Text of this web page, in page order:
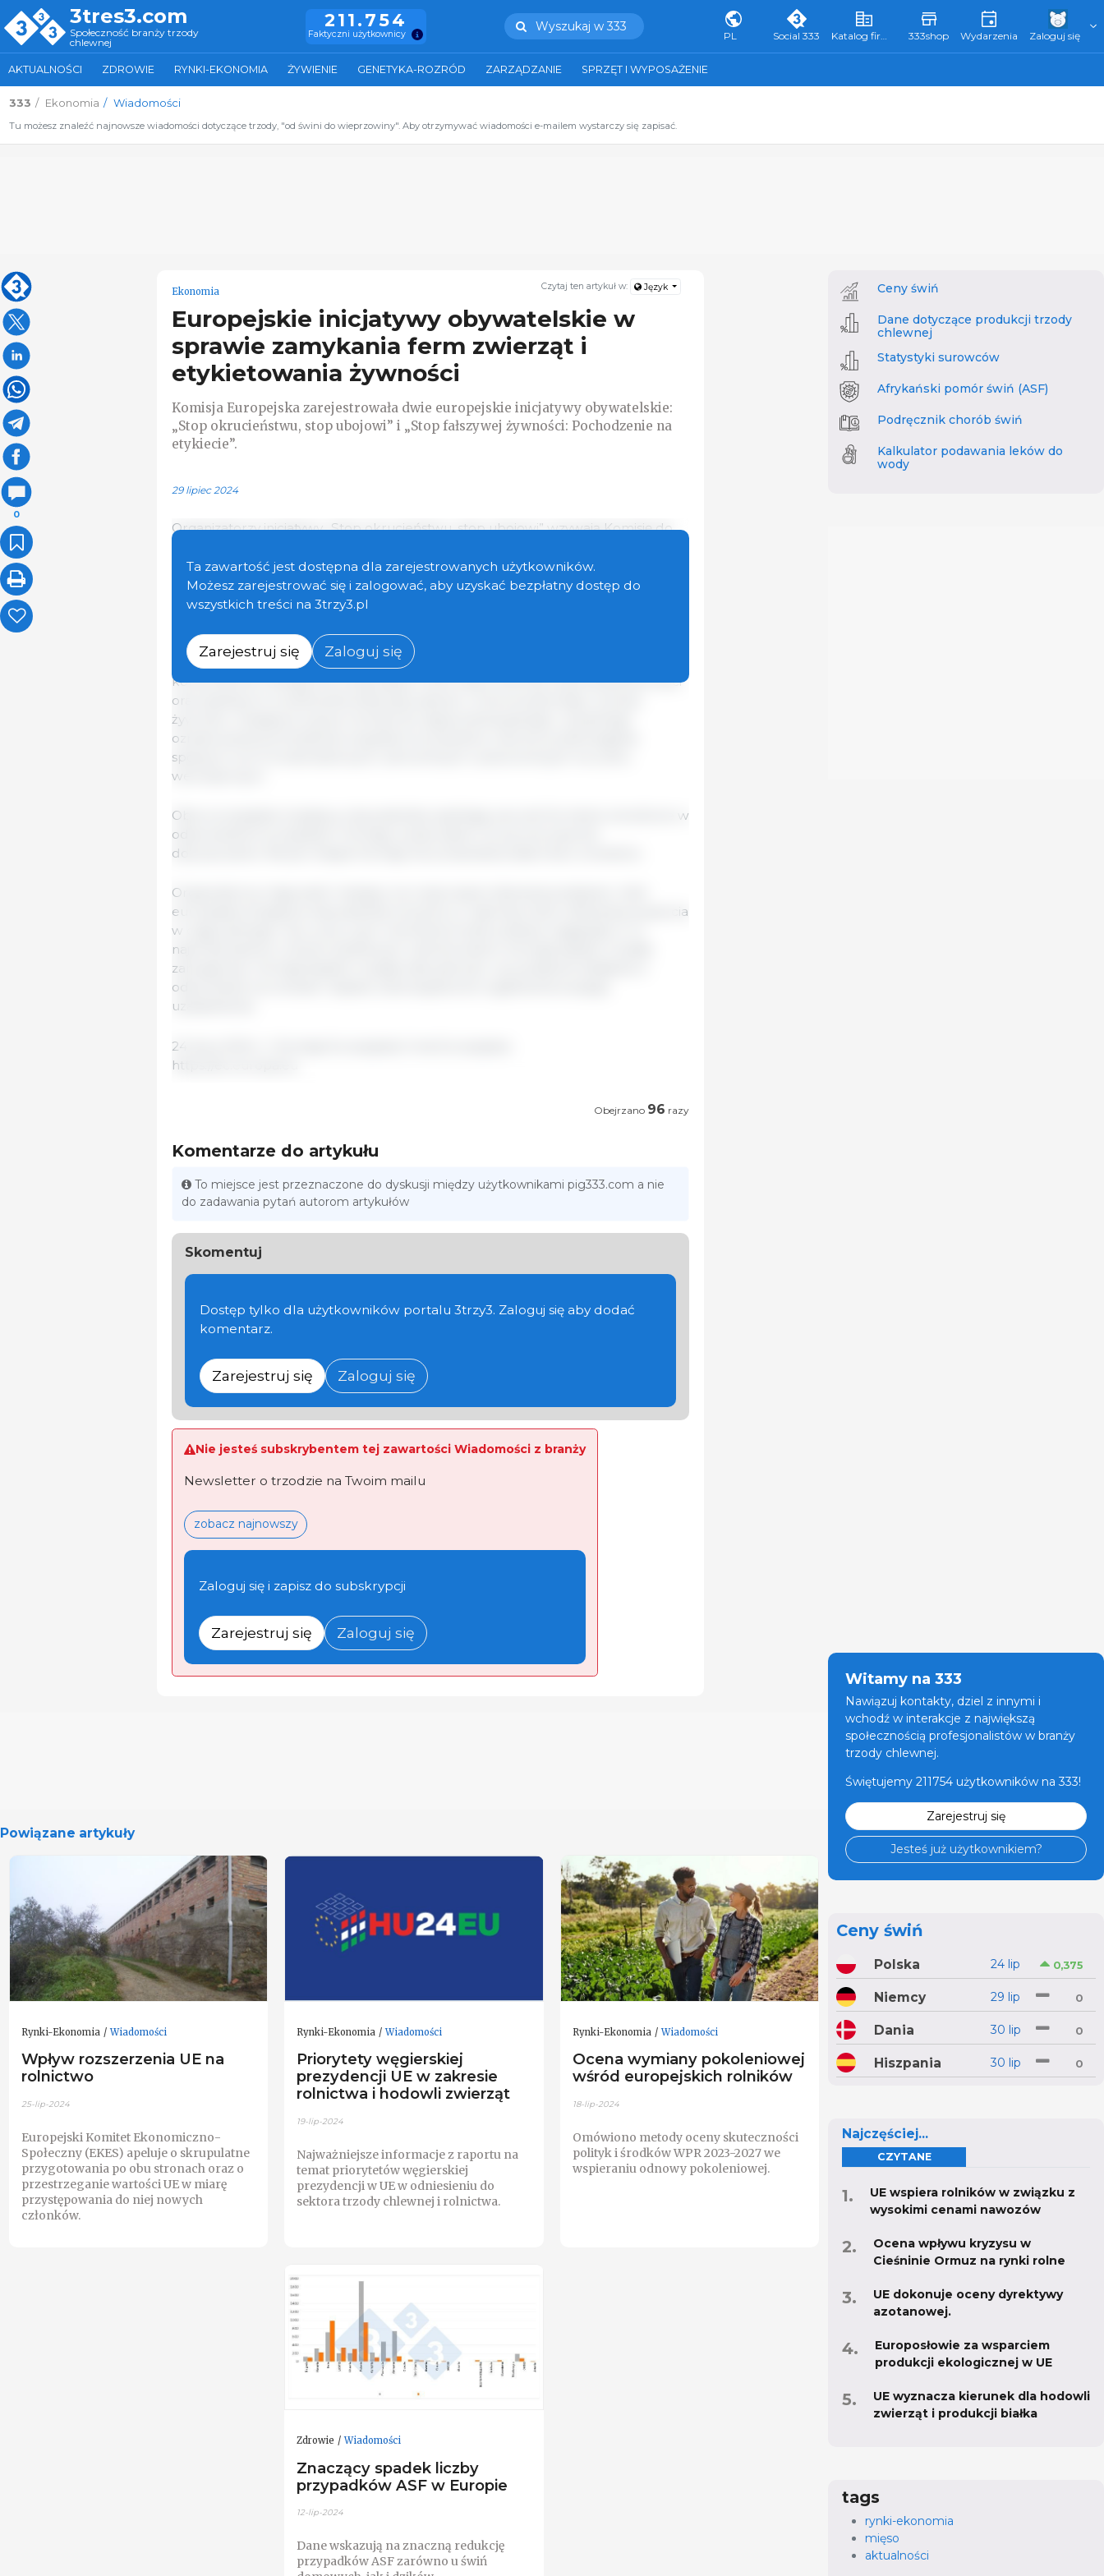
3tres3.com
Społeczność branży trzody
chlewnej
211.754
Faktyczni użytkownicy
Wyszukaj w 333
PL Social 333 Katalog firm 333 333shop Wydarzenia Zaloguj się
AKTUALNOŚCI ZDROWIE RYNKI-EKONOMIA ŻYWIENIE GENETYKA-ROZRÓD ZARZĄDZANIE SPRZĘT I WYPOSAŻENIE
333 Ekonomia Wiadomości
Tu możesz znaleźć najnowsze wiadomości dotyczące trzody, "od świni do wieprzowiny". Aby otrzymywać wiadomości e-mailem wystarczy się zapisać.
0
Czytaj ten artykuł w: Język
Ekonomia
Europejskie inicjatywy obywatelskie w
sprawie zamykania ferm zwierząt i
etykietowania żywności
Komisja Europejska zarejestrowała dwie europejskie inicjatywy obywatelskie:
„Stop okrucieństwu, stop ubojowi” i „Stop fałszywej żywności: Pochodzenie na
etykiecie”.
29 lipiec 2024
Organizatorzy inicjatywy „Stop okrucieństwu, stop ubojowi” wzywają Komisję do
substytutów mleka i jaj, a także mięsa "z probówki". Organizatorzy wzywają
również do zmniejszenia liczby zwierząt hodowlanych i stopniowego zamykania
wszystkich ferm zwierzęcych.
Organizatorzy inicjatywy „Stop fałszywej żywności: Pochodzenie na etykiecie”
wzywają Komisję do zaproponowania środków, które zapewnią europejskim
konsumentom dostęp do przejrzystych informacji na temat kupowanej żywności
oraz spełnią ich oczekiwania dotyczące jakości i zrównoważonego rozwoju
żywności. Inicjatywa wzywa również do zapewnienia jasnego i wyraźnego
oznakowania pochodzenia wszystkich produktów oraz do przestrzegania
spójnych norm środowiskowych, zdrowotnych i pracowniczych na rynku
wewnętrznym.
Obie europejskie inicjatywy obywatelskie spełniają warunki formalne określone w
odpowiednich przepisach. Komisja uważa zatem, że są one prawnie
dopuszczalne. Na tym etapie Komisja nie przeanalizowała treści wniosków.
Organizatorzy mają sześć miesięcy na rozpoczęcie zbierania podpisów. Jeśli
europejska inicjatywa obywatelska otrzyma co najmniej milion deklaracji poparcia
w ciągu jednego roku, przy czym minimalna liczba zostanie osiągnięta w co
najmniej siedmiu różnych państwach członkowskich, Komisja będzie musiała
zareagować. Komisja będzie musiała zdecydować, czy podejmie działania w
odpowiedzi na wniosek i będzie zobowiązana do wyjaśnienia swojego
uzasadnienia.
24 lipca 2024 r./ Komisja Europejska/ Unia Europejska.
https://ec.europa.eu
Ta zawartość jest dostępna dla zarejestrowanych użytkowników.
Możesz zarejestrować się i zalogować, aby uzyskać bezpłatny dostęp do
wszystkich treści na 3trzy3.pl
Zarejestruj się Zaloguj się
Obejrzano 96 razy
Komentarze do artykułu
To miejsce jest przeznaczone do dyskusji między użytkownikami pig333.com a nie
do zadawania pytań autorom artykułów
Skomentuj
Dostęp tylko dla użytkowników portalu 3trzy3. Zaloguj się aby dodać
komentarz.
Zarejestruj się Zaloguj się
Nie jesteś subskrybentem tej zawartości Wiadomości z branży
Newsletter o trzodzie na Twoim mailu
zobacz najnowszy
Zaloguj się i zapisz do subskrypcji
Zarejestruj się Zaloguj się
Powiązane artykuły
Rynki-Ekonomia Wiadomości
Wpływ rozszerzenia UE na
rolnictwo
25-lip-2024
Europejski Komitet Ekonomiczno-
Społeczny (EKES) apeluje o skrupulatne
przygotowania po obu stronach oraz o
przestrzeganie wartości UE w miarę
przystępowania do niej nowych
członków.
Rynki-Ekonomia Wiadomości
Priorytety węgierskiej
prezydencji UE w zakresie
rolnictwa i hodowli zwierząt
19-lip-2024
Najważniejsze informacje z raportu na
temat priorytetów węgierskiej
prezydencji w UE w odniesieniu do
sektora trzody chlewnej i rolnictwa.
Rynki-Ekonomia Wiadomości
Ocena wymiany pokoleniowej
wśród europejskich rolników
18-lip-2024
Omówiono metody oceny skuteczności
polityk i środków WPR 2023-2027 we
wspieraniu odnowy pokoleniowej.
Zdrowie Wiadomości
Znaczący spadek liczby
przypadków ASF w Europie
12-lip-2024
Dane wskazują na znaczną redukcję
przypadków ASF zarówno u świń
Ceny świń
Dane dotyczące produkcji trzody
chlewnej
Statystyki surowców
Afrykański pomór świń (ASF)
Podręcznik chorób świń
Kalkulator podawania leków do
wody
Witamy na 333
Nawiązuj kontakty, dziel z innymi i
wchodź w interakcje z największą
społecznością profesjonalistów w branży
trzody chlewnej.
Świętujemy 211754 użytkowników na 333!
Zarejestruj się
Jesteś już użytkownikiem?
Ceny świń
Polska 24 lip 0,375
Niemcy 29 lip 0
Dania 30 lip 0
Hiszpania 30 lip 0
Najczęściej...
CZYTANE
UE wspiera rolników w związku z
wysokimi cenami nawozów
Ocena wpływu kryzysu w
Cieśninie Ormuz na rynki rolne
UE dokonuje oceny dyrektywy
azotanowej.
Europosłowie za wsparciem
produkcji ekologicznej w UE
UE wyznacza kierunek dla hodowli
zwierząt i produkcji białka
tags
rynki-ekonomia
mięso
aktualności